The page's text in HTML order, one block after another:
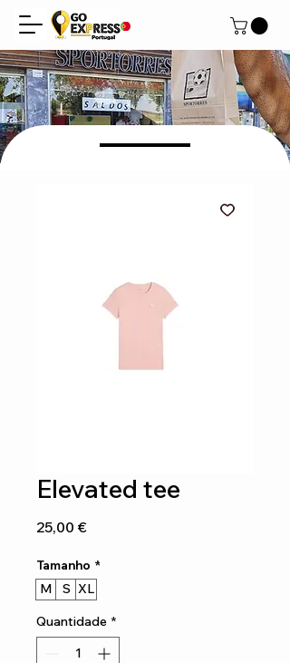
Elevated tee
25,00 €Preço
Tamanho *
M S XL
Quantidade *